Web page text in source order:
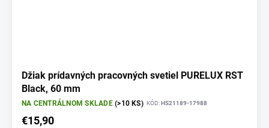
Džiak prídavných pracovných svetiel PURELUX RST
Black, 60 mm
NA CENTRÁLNOM SKLADE(>10 KS) KÓD:HS21189-17988
€15,90